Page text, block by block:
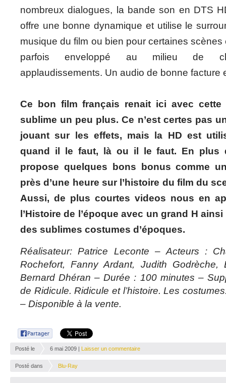
nombreux dialogues, la bande son en DTS
offre une bonne dynamique et utilise le
musique du film ou bien pour certaines
parfois enveloppé au milieu de
applaudissements. Un audio de bonne facture
Ce bon film français renait ici avec
sublime un peu plus. Ce n’est certes pas
jouant sur les effets, mais la HD est
quand il le faut, là ou il le faut. En plus
propose quelques bons bonus comme
près d’une heure sur l’histoire du film du
Aussi, de plus courtes videos nous en
l’Histoire de l’époque avec un grand H
des sublimes costumes d’époques.
Réalisateur: Patrice Leconte – Acteurs :
Rochefort, Fanny Ardant, Judith Godrèche,
Bernard Dhéran – Durée : 100 minutes –
de Ridicule. Ridicule et l’histoire. Les
– Disponible à la vente.
Posté le 6 mai 2009 | Laisser un commentaire
Posté dans Blu-Ray